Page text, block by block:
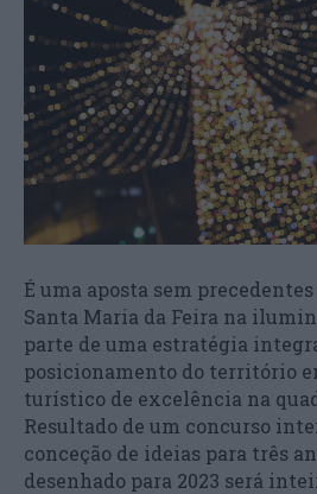
É uma aposta sem
Santa Maria da Feira na
parte de uma estratégia
posicionamento do território
turístico de excelência na
Resultado de um concurso
conceção de ideias para três
desenhado para 2023 será